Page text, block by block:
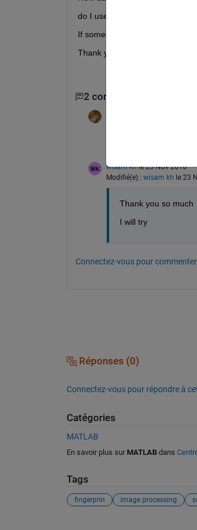
do I use Arduino, or use
If someone knows a type that
Thank you
2 commentaires
you can use a usb to
wisam kh le 23 Nov 2018
Modifié(e) : wisam kh le 23
Thank you so much
I will try
Connectez-vous pour commenter.
Réponses (0)
Connectez-vous pour répondre à
Catégories
MATLAB
En savoir plus sur MATLABdans
Tags
fingerprin image processing